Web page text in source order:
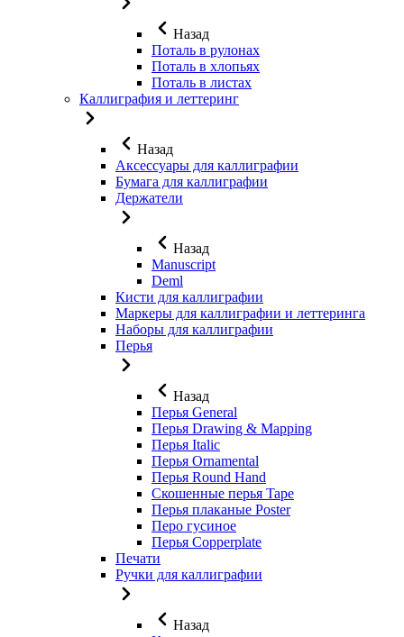
Назад
Поталь в рулонах
Поталь в хлопьях
Поталь в листах
Каллиграфия и леттеринг
Назад
Аксессуары для каллиграфии
Бумага для каллиграфии
Держатели
Назад
Manuscript
Deml
Кисти для каллиграфии
Маркеры для каллиграфии и леттеринга
Наборы для каллиграфии
Перья
Назад
Перья General
Перья Drawing & Mapping
Перья Italic
Перья Ornamental
Перья Round Hand
Скошенные перья Tape
Перья плаканые Poster
Перо гусиное
Перья Copperplate
Печати
Ручки для каллиграфии
Назад